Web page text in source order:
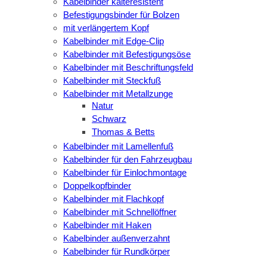
Befestigungsbinder für Bolzen
mit verlängertem Kopf
Kabelbinder mit Edge-Clip
Kabelbinder mit Befestigungsöse
Kabelbinder mit Beschriftungsfeld
Kabelbinder mit Steckfuß
Kabelbinder mit Metallzunge
Natur
Schwarz
Thomas & Betts
Kabelbinder mit Lamellenfuß
Kabelbinder für den Fahrzeugbau
Kabelbinder für Einlochmontage
Doppelkopfbinder
Kabelbinder mit Flachkopf
Kabelbinder mit Schnellöffner
Kabelbinder mit Haken
Kabelbinder außenverzahnt
Kabelbinder für Rundkörper